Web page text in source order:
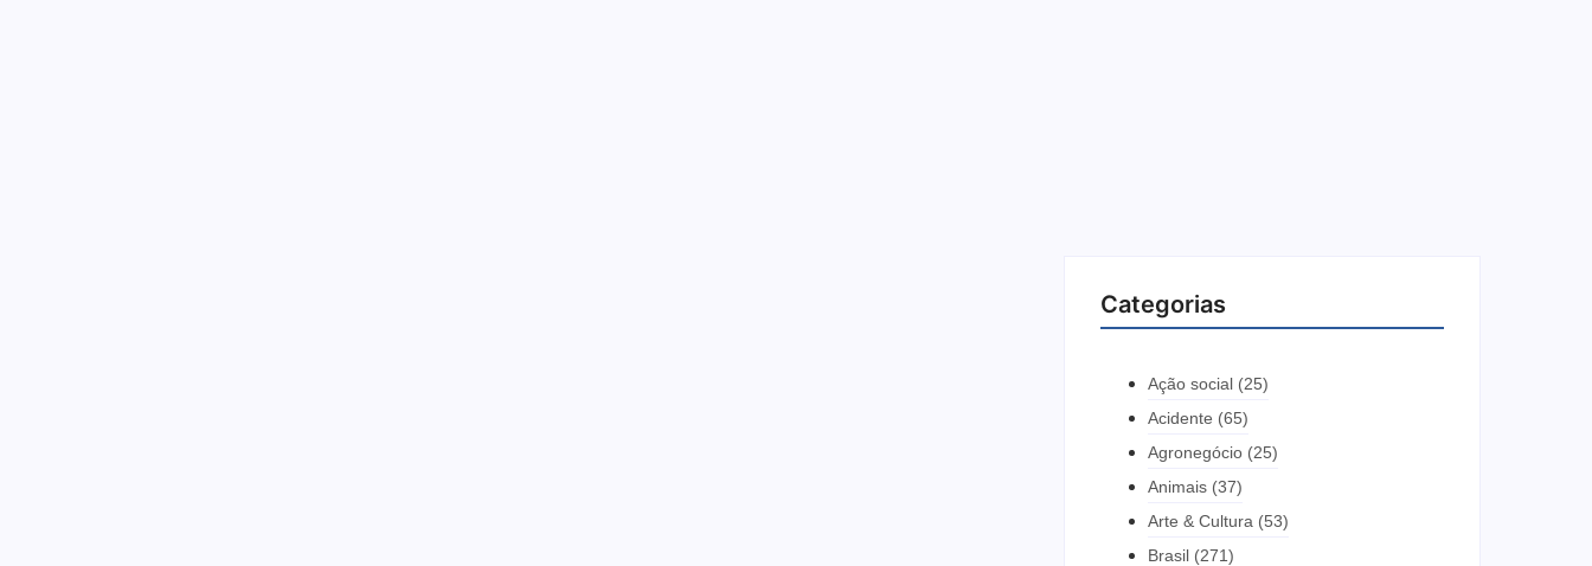
Categorias
Ação social (25)
Acidente (65)
Agronegócio (25)
Animais (37)
Arte & Cultura (53)
Brasil (271)